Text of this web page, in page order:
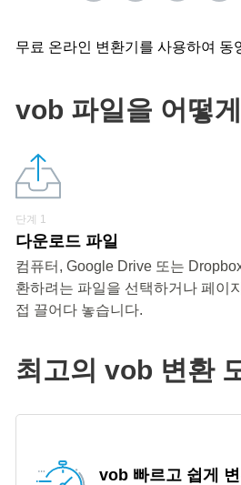
무료 온라인 변환기를 사용하여
vob 파일을 어떻
단계 1
다운로드 파일
컴퓨터, Google Drive 또는
환하려는 파일을 선택하거나 페이
접 끌어다 놓습니다.
최고의 vob 변환
vob 빠르고 쉽게